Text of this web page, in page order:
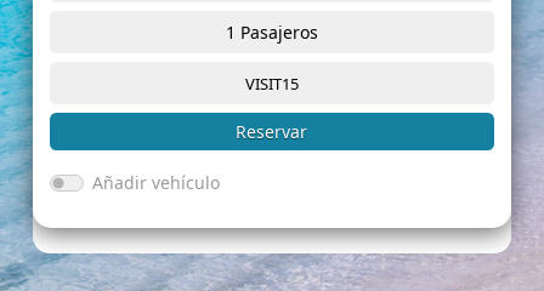
1 Pasajeros
Reservar
Añadir vehículo
Tipo vehículo